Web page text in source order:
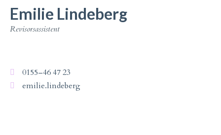
Emilie Lindeberg
Revisorsassistent
0155–46 47 23
emilie.lindeberg